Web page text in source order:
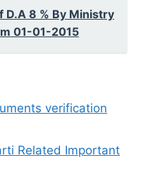
D.A 8 % By Ministry
01-01-2015
verification
Related Important